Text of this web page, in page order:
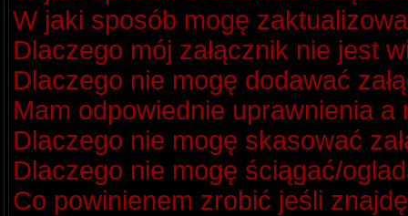
W jaki sposób mogę
Dlaczego mój załącznik nie jest
Dlaczego nie mogę dodawać
Mam odpowiednie uprawnienia a
Dlaczego nie mogę skasować
Dlaczego nie mogę ściągać/
Co powinienem zrobić jeśli